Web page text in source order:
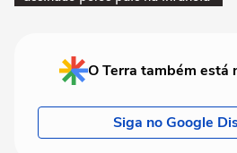
O Terra também está
Siga no Google